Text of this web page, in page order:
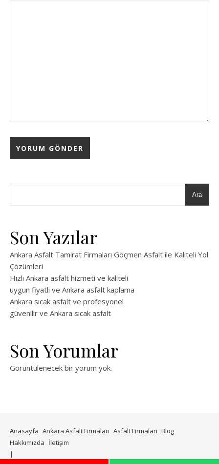
Ara
Son Yazılar
Ankara Asfalt Tamirat Firmaları Göçmen Asfalt ile Kaliteli Yol
Çözümleri
Hızlı Ankara asfalt hizmeti ve kaliteli
uygun fiyatlı ve Ankara asfalt kaplama
Ankara sıcak asfalt ve profesyonel
güvenilir ve Ankara sıcak asfalt
Son Yorumlar
Görüntülenecek bir yorum yok.
Anasayfa Ankara Asfalt Firmaları Asfalt Firmaları Blog
Hakkımızda İletişim